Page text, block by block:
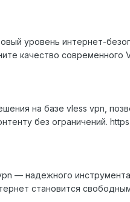
уровень интернет-
качество современного
на базе vless vpn,
без ограничений.
— надежного
становится